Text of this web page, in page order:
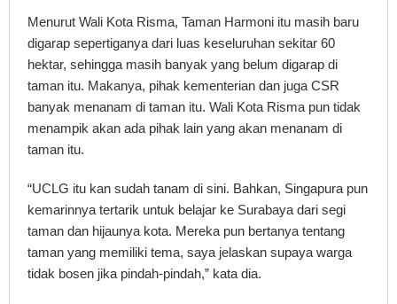
Menurut Wali Kota Risma, Taman Harmoni itu masih baru
digarap sepertiganya dari luas keseluruhan sekitar 60
hektar, sehingga masih banyak yang belum digarap di
taman itu. Makanya, pihak kementerian dan juga CSR
banyak menanam di taman itu. Wali Kota Risma pun tidak
menampik akan ada pihak lain yang akan menanam di
taman itu.
“UCLG itu kan sudah tanam di sini. Bahkan, Singapura pun
kemarinnya tertarik untuk belajar ke Surabaya dari segi
taman dan hijaunya kota. Mereka pun bertanya tentang
taman yang memiliki tema, saya jelaskan supaya warga
tidak bosen jika pindah-pindah,” kata dia.